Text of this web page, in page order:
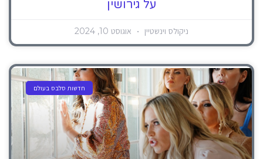
על גירושין
ניקולס וינשטיין אוגוסט 10, 2024
חדשות סלבס בעולם